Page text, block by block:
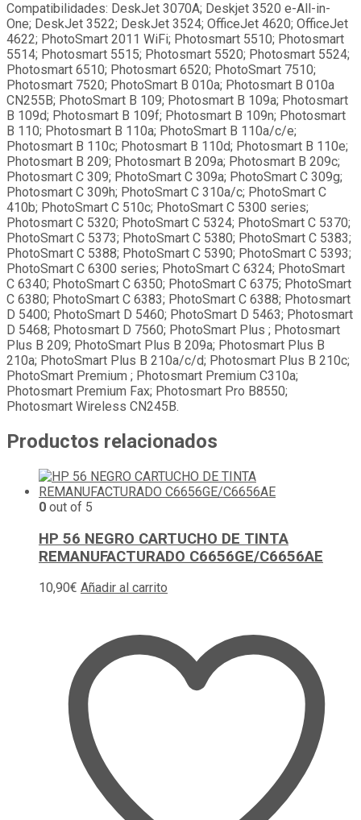
Compatibilidades: DeskJet 3070A; Deskjet 3520 e-All-in-
One; DeskJet 3522; DeskJet 3524; OfficeJet 4620; OfficeJet
4622; PhotoSmart 2011 WiFi; Photosmart 5510; Photosmart
5514; Photosmart 5515; Photosmart 5520; Photosmart 5524;
Photosmart 6510; Photosmart 6520; PhotoSmart 7510;
Photosmart 7520; PhotoSmart B 010a; Photosmart B 010a
CN255B; PhotoSmart B 109; Photosmart B 109a; Photosmart
B 109d; Photosmart B 109f; Photosmart B 109n; Photosmart
B 110; Photosmart B 110a; PhotoSmart B 110a/c/e;
Photosmart B 110c; Photosmart B 110d; Photosmart B 110e;
Photosmart B 209; Photosmart B 209a; Photosmart B 209c;
Photosmart C 309; PhotoSmart C 309a; PhotoSmart C 309g;
Photosmart C 309h; PhotoSmart C 310a/c; PhotoSmart C
410b; PhotoSmart C 510c; PhotoSmart C 5300 series;
Photosmart C 5320; PhotoSmart C 5324; PhotoSmart C 5370;
PhotoSmart C 5373; PhotoSmart C 5380; PhotoSmart C 5383;
PhotoSmart C 5388; PhotoSmart C 5390; PhotoSmart C 5393;
PhotoSmart C 6300 series; PhotoSmart C 6324; PhotoSmart
C 6340; PhotoSmart C 6350; PhotoSmart C 6375; PhotoSmart
C 6380; PhotoSmart C 6383; PhotoSmart C 6388; Photosmart
D 5400; PhotoSmart D 5460; PhotoSmart D 5463; Photosmart
D 5468; Photosmart D 7560; PhotoSmart Plus ; Photosmart
Plus B 209; PhotoSmart Plus B 209a; Photosmart Plus B
210a; PhotoSmart Plus B 210a/c/d; Photosmart Plus B 210c;
PhotoSmart Premium ; Photosmart Premium C310a;
Photosmart Premium Fax; Photosmart Pro B8550;
Photosmart Wireless CN245B.
Productos relacionados
0 out of 5
HP 56 NEGRO CARTUCHO DE TINTA
REMANUFACTURADO C6656GE/C6656AE
10,90€ Añadir al carrito